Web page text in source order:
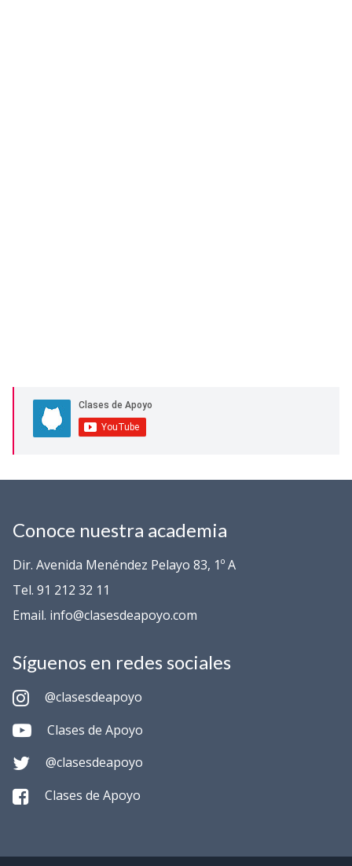
Conoce nuestra academia
Dir. Avenida Menéndez Pelayo 83, 1º A
Tel. 91 212 32 11
Email. info@clasesdeapoyo.com
Síguenos en redes sociales
@clasesdeapoyo
Clases de Apoyo
@clasesdeapoyo
Clases de Apoyo